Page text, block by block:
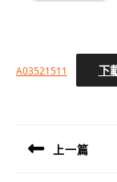
A03521511 下
導
上一篇